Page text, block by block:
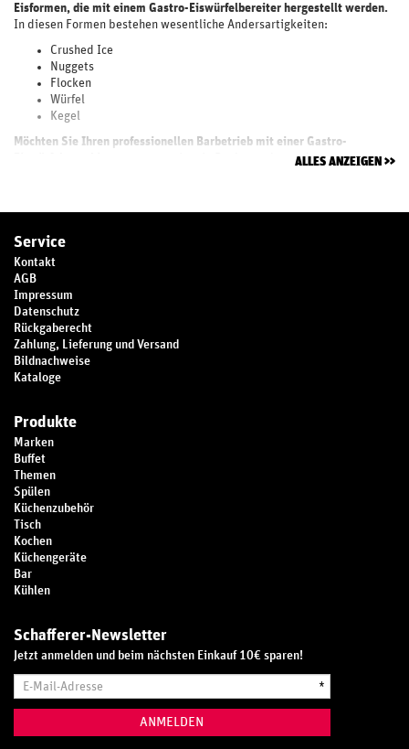
Eisformen, die mit einem Gastro-Eiswürfelbereiter hergestellt werden.
In diesen Formen bestehen wesentliche Andersartigkeiten:
Crushed Ice
Nuggets
Flocken
Würfel
Kegel
Möchten Sie Ihren professionellen Barbetrieb mit einer Gastro-
, ist ein Punkt von besonderer
Was eignet sich besser?
Luftkühlung oder Wasserkühlung?
In der Ausstattung können die Gastro-Eiswürfelbereiter variieren. Eine
bedeutsame Abweichung besteht in der Art der Kühlung.
ALLES ANZEIGEN
Service
Kontakt
AGB
Impressum
Datenschutz
Rückgaberecht
Zahlung, Lieferung und Versand
Bildnachweise
Kataloge
Produkte
Marken
Buffet
Themen
Spülen
Küchenzubehör
Tisch
Kochen
Küchengeräte
Bar
Kühlen
Schafferer-Newsletter
Jetzt anmelden und beim nächsten Einkauf 10€ sparen!
Mail-
*
ANMELDEN